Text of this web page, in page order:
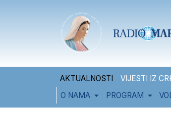
AKTUALNOSTI VIJESTI IZ
O NAMA
PROGRAM